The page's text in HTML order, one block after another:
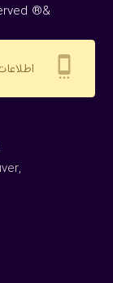
®&
settings_cell